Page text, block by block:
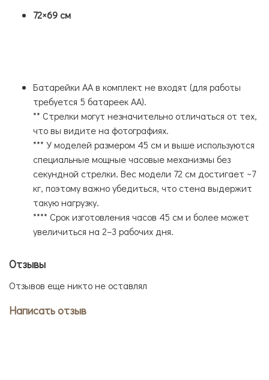
72×69 см
Батарейки АА в комплект не входят (для работы
требуется 5 батареек АА).
** Стрелки могут незначительно отличаться от тех,
что вы видите на фотографиях.
*** У моделей размером 45 см и выше используются
специальные мощные часовые механизмы без
секундной стрелки. Вес модели 72 см достигает ~7
кг, поэтому важно убедиться, что стена выдержит
такую нагрузку.
**** Срок изготовления часов 45 см и более может
увеличиться на 2–3 рабочих дня.
Отзывы
Отзывов еще никто не оставлял
Написать отзыв